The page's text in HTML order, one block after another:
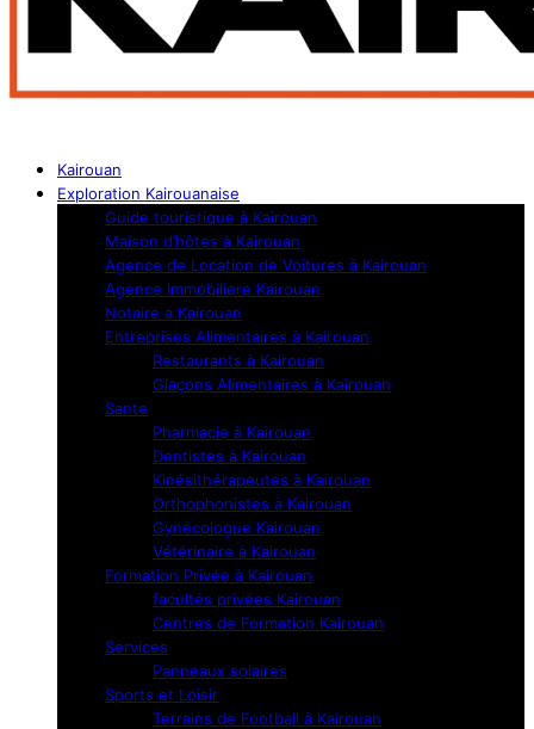
Kairouan
Exploration Kairouanaise
Guide touristique à Kairouan
Maison d’hôtes à Kairouan
Agence de Location de Voitures à Kairouan
Agence Immobiliere Kairouan
Notaire a Kairouan
Entreprises Alimentaires à Kairouan
Restaurants à Kairouan
Glaçons Alimentaires à Kairouan
Sante
Pharmacie à Kairouan
Dentistes à Kairouan
Kinésithérapeutes à Kairouan
Orthophonistes à Kairouan
Gynécologue Kairouan
Vétérinaire à Kairouan
Formation Privée à Kairouan
facultés privées Kairouan
Centres de Formation Kairouan
Services
Panneaux solaires
Sports et Loisir
Terrains de Football à Kairouan